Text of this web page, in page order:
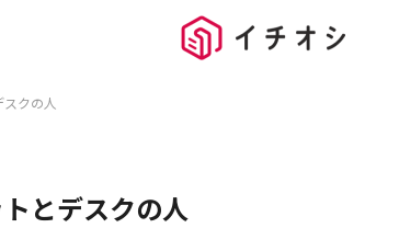
クの人
とデスクの人